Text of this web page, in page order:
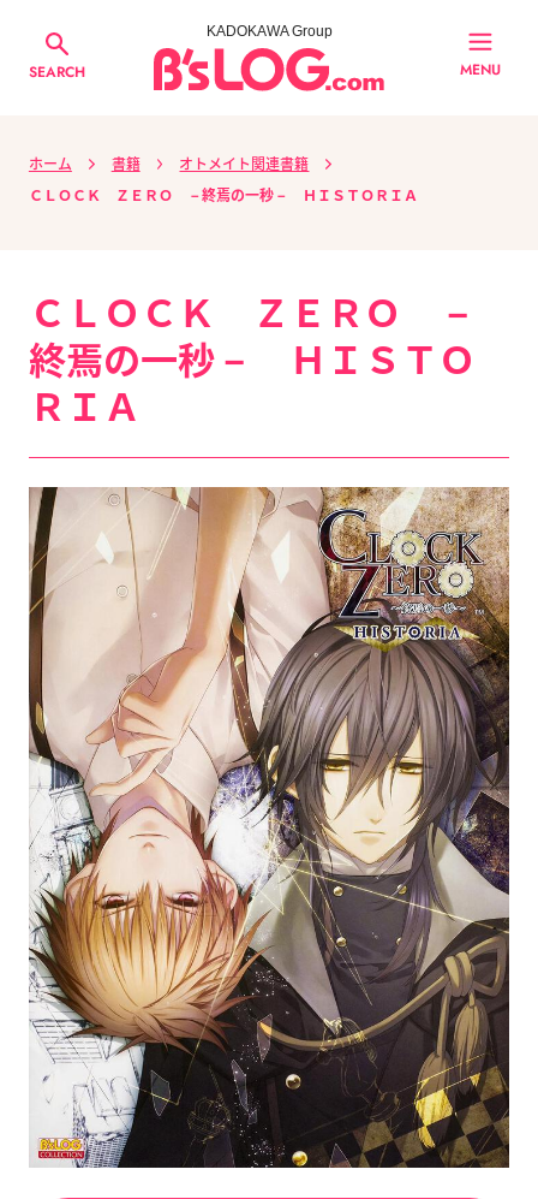
SEARCH
KADOKAWA Group
MENU
ホーム 書籍
オトメイト関連書籍
ＣＬＯＣＫ ＺＥＲＯ －終焉の一秒－ ＨＩＳＴＯＲＩＡ
ＣＬＯＣＫ ＺＥＲＯ －
終焉の一秒－ ＨＩＳＴＯ
ＲＩＡ